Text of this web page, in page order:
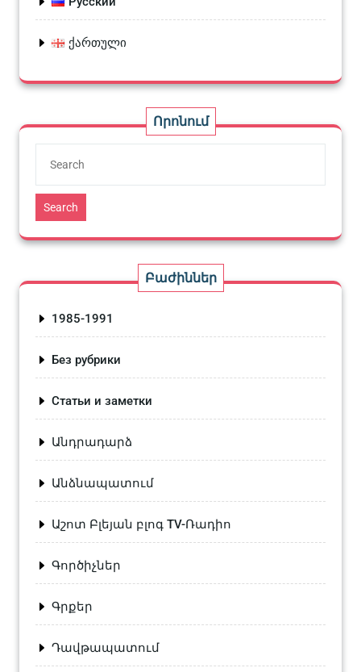
ქართული
Որոնում
Search
Բաժիններ
1985-1991
Без рубрики
Статьи и заметки
Անդրադարձ
Անձնապատում
Աշոտ Բլեյան բլոգ TV-Ռադիո
Գործիչներ
Գրքեր
Դավթապատում